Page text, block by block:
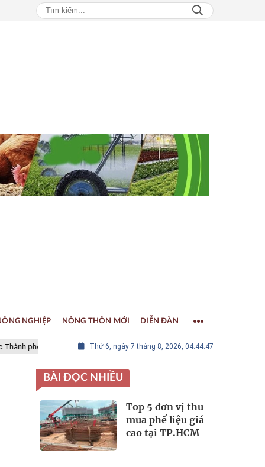
phố Thủ công sáng tạo Thế giới LÀNG NGHỀ KHẢM TRAI, SƠN
Thứ 6, ngày 7 tháng 8, 2026, 04:44:48
NGHIỆP NÔNG THÔN MỚI DIỄN ĐÀN
BÀI ĐỌC NHIỀU
Top 5 đơn vị thu
mua phế liệu giá
cao tại TP.HCM